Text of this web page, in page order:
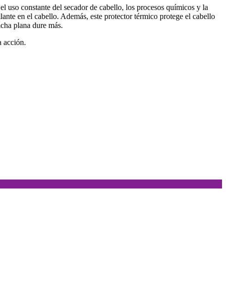
constante del secador de cabello, los procesos químicos y la
en el cabello. Además, este protector térmico protege el cabello
plana dure más.
acción.